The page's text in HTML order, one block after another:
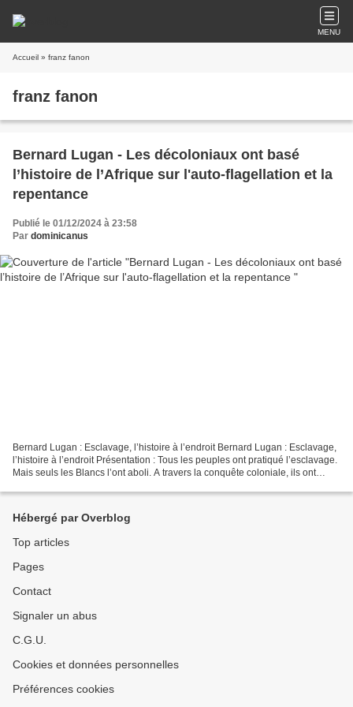
MENU
Accueil » franz fanon
franz fanon
Bernard Lugan - Les décoloniaux ont basé
l’histoire de l’Afrique sur l'auto-flagellation et la
repentance
Publié le 01/12/2024 à 23:58
Par dominicanus
Bernard Lugan : Esclavage, l’histoire à l’endroit Bernard Lugan : Esclavage,
l’histoire à l’endroit Présentation : Tous les peuples ont pratiqué l’esclavage.
Mais seuls les Blancs l’ont aboli. A travers la conquête coloniale, ils ont
Hébergé par Overblog
Top articles
Pages
Contact
Signaler un abus
C.G.U.
Cookies et données personnelles
Préférences cookies